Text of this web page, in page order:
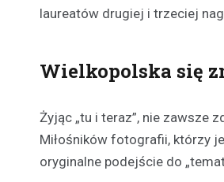
laureatów drugiej i trzeciej
Wielkopolska się
Żyjąc „tu i teraz”, nie zawsze
Miłośników fotografii, którzy
oryginalne podejście do